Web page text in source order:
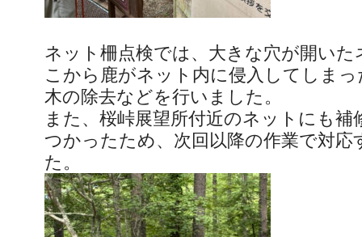
ネット柵点検では、大きな穴が開い
こから鹿がネット内に侵入してしま
木の除去などを行いました。
また、桜峠展望所付近のネットにも補
つかったため、次回以降の作業で対
た。